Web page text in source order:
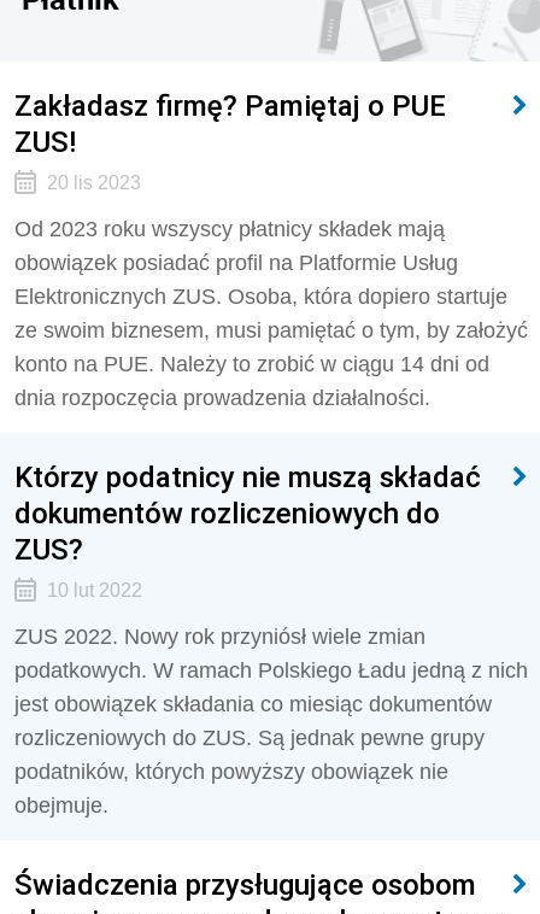
Zakładasz firmę? Pamiętaj o PUE
ZUS!
20 lis 2023
Od 2023 roku wszyscy płatnicy składek mają
obowiązek posiadać profil na Platformie Usług
Elektronicznych ZUS. Osoba, która dopiero startuje
ze swoim biznesem, musi pamiętać o tym, by założyć
konto na PUE. Należy to zrobić w ciągu 14 dni od
dnia rozpoczęcia prowadzenia działalności.
Którzy podatnicy nie muszą składać
dokumentów rozliczeniowych do
ZUS?
10 lut 2022
ZUS 2022. Nowy rok przyniósł wiele zmian
podatkowych. W ramach Polskiego Ładu jedną z nich
jest obowiązek składania co miesiąc dokumentów
rozliczeniowych do ZUS. Są jednak pewne grupy
podatników, których powyższy obowiązek nie
obejmuje.
Świadczenia przysługujące osobom